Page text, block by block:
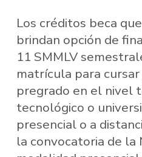
Los créditos beca
brindan opción de
11 SMMLV
matrícula para
pregrado en el nivel
tecnológico o
presencial o a
la convocatoria de la